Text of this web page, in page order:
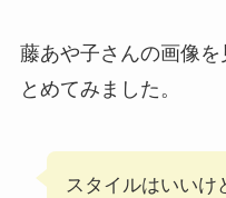
藤あや子さんの画像
とめてみました。
スタイルはいいけ